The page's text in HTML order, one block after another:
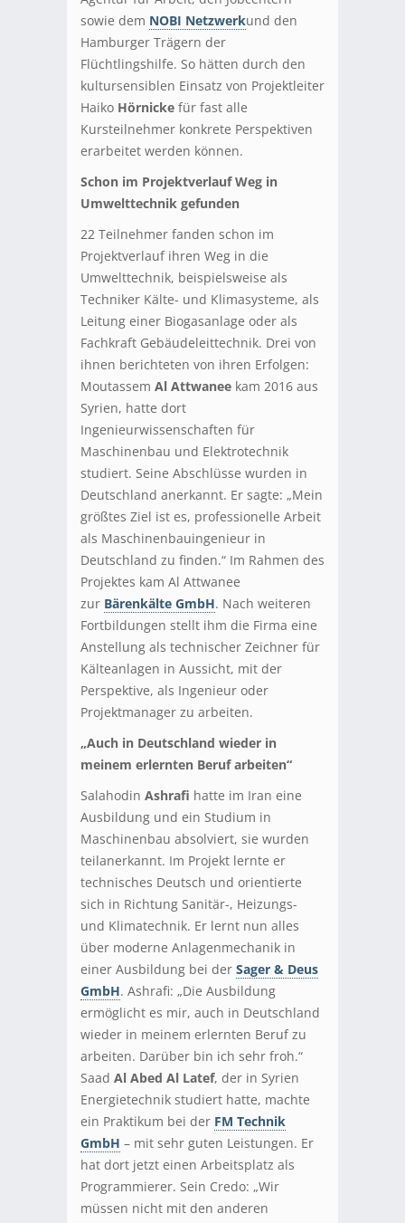
sowie dem NOBI Netzwerkund den
Hamburger Trägern der
Flüchtlingshilfe. So hätten durch den
kultursensiblen Einsatz von Projektleiter
Haiko Hörnicke für fast alle
Kursteilnehmer konkrete Perspektiven
erarbeitet werden können.
Schon im Projektverlauf Weg in
Umwelttechnik gefunden
22 Teilnehmer fanden schon im
Projektverlauf ihren Weg in die
Umwelttechnik, beispielsweise als
Techniker Kälte- und Klimasysteme, als
Leitung einer Biogasanlage oder als
Fachkraft Gebäudeleittechnik. Drei von
ihnen berichteten von ihren Erfolgen:
Moutassem Al Attwanee kam 2016 aus
Syrien, hatte dort
Ingenieurwissenschaften für
Maschinenbau und Elektrotechnik
studiert. Seine Abschlüsse wurden in
Deutschland anerkannt. Er sagte: „Mein
größtes Ziel ist es, professionelle Arbeit
als Maschinenbauingenieur in
Deutschland zu finden.“ Im Rahmen des
Projektes kam Al Attwanee
zur Bärenkälte GmbH. Nach weiteren
Fortbildungen stellt ihm die Firma eine
Anstellung als technischer Zeichner für
Kälteanlagen in Aussicht, mit der
Perspektive, als Ingenieur oder
Projektmanager zu arbeiten.
„Auch in Deutschland wieder in
meinem erlernten Beruf arbeiten“
Salahodin Ashrafi hatte im Iran eine
Ausbildung und ein Studium in
Maschinenbau absolviert, sie wurden
teilanerkannt. Im Projekt lernte er
technisches Deutsch und orientierte
sich in Richtung Sanitär-, Heizungs-
und Klimatechnik. Er lernt nun alles
über moderne Anlagenmechanik in
einer Ausbildung bei der Sager & Deus
GmbH. Ashrafi: „Die Ausbildung
ermöglicht es mir, auch in Deutschland
wieder in meinem erlernten Beruf zu
arbeiten. Darüber bin ich sehr froh.“
Saad Al Abed Al Latef, der in Syrien
Energietechnik studiert hatte, machte
ein Praktikum bei der FM Technik
GmbH – mit sehr guten Leistungen. Er
hat dort jetzt einen Arbeitsplatz als
Programmierer. Sein Credo: „Wir
müssen nicht mit den anderen